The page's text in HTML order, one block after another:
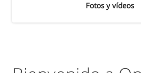
Fotos y vídeos